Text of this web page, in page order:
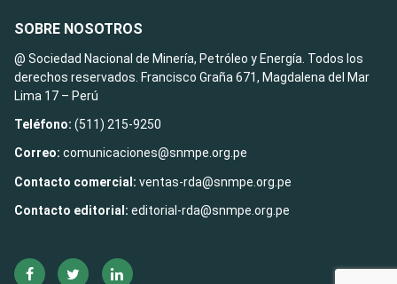
SOBRE NOSOTROS
@ Sociedad Nacional de Minería, Petróleo y Energía. Todos los
derechos reservados. Francisco Graña 671, Magdalena del Mar
Lima 17 – Perú
Teléfono: (511) 215-9250
Correo: comunicaciones@snmpe.org.pe
Contacto comercial: ventas-rda@snmpe.org.pe
Contacto editorial: editorial-rda@snmpe.org.pe